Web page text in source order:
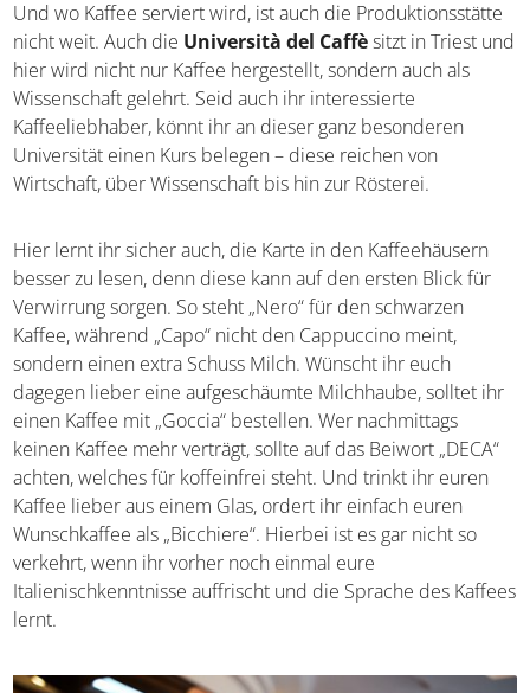
Und wo Kaffee serviert wird, ist auch die
Produktionsstätte nicht weit. Auch dieUniversità del
Caffèsitzt in Triest und hier wird nicht nur Kaffee
hergestellt, sondern auch als Wissenschaft gelehrt. Seid
auch ihr interessierte Kaffeeliebhaber, könnt ihr an dieser
ganz besonderen Universität einen Kurs belegen – diese
Rösterei.
Hier lernt ihr sicher auch, die Karte in den Kaffeehäusern
besser zu lesen, denn diese kann auf den ersten Blick für
Verwirrung sorgen. So steht „Nero“ für den schwarzen
Kaffee, während „Capo“ nicht den Cappuccino meint,
sondern einen extra Schuss Milch. Wünscht ihr euch
dagegen lieber eine aufgeschäumte Milchhaube, solltet
ihr einen Kaffee mit „Goccia“ bestellen. Wer nachmittags
keinen Kaffee mehr verträgt, sollte auf das Beiwort
„DECA“ achten, welches für koffeinfrei steht. Und trinkt
ihr euren Kaffee lieber aus einem Glas, ordert ihr einfach
euren Wunschkaffee als „Bicchiere“. Hierbei ist es gar
nicht so verkehrt, wenn ihr vorher noch einmal eure
Kaffees lernt.